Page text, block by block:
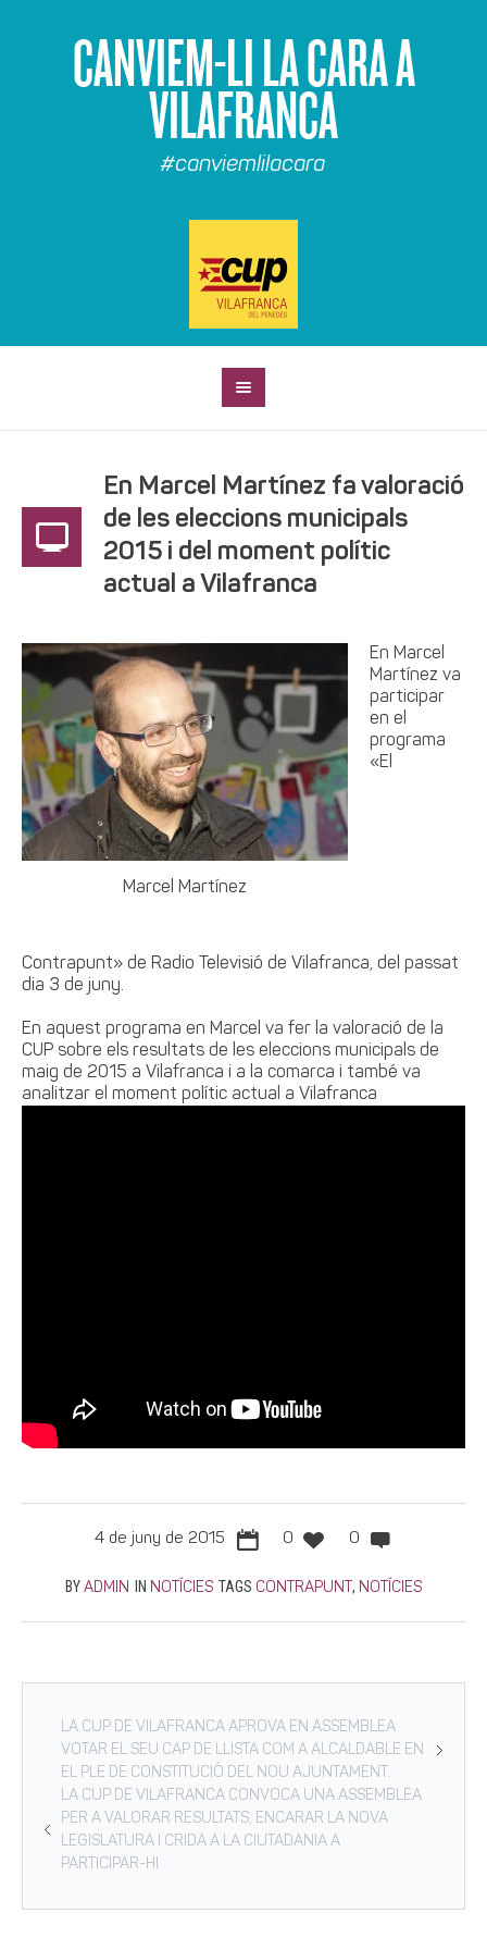
CANVIEM-LI LA CARA A
VILAFRANCA
#canviemlilacara
En Marcel Martínez fa valoració
de les eleccions municipals
2015 i del moment polític
actual a Vilafranca
Marcel Martínez
En Marcel
Martínez va
participar
en el
programa
«El
Contrapunt» de Radio Televisió de Vilafranca, del passat
dia 3 de juny.
En aquest programa en Marcel va fer la valoració de la
CUP sobre els resultats de les eleccions municipals de
maig de 2015 a Vilafranca i a la comarca i també va
analitzar el moment polític actual a Vilafranca
4 de juny de 2015 0 0
BY ADMIN IN NOTÍCIES TAGS CONTRAPUNT , NOTÍCIES
LA CUP DE VILAFRANCA APROVA EN ASSEMBLEA
VOTAR EL SEU CAP DE LLISTA COM A ALCALDABLE EN
EL PLE DE CONSTITUCIÓ DEL NOU AJUNTAMENT.
LA CUP DE VILAFRANCA CONVOCA UNA ASSEMBLEA
PER A VALORAR RESULTATS, ENCARAR LA NOVA
LEGISLATURA I CRIDA A LA CIUTADANIA A
PARTICIPAR-HI